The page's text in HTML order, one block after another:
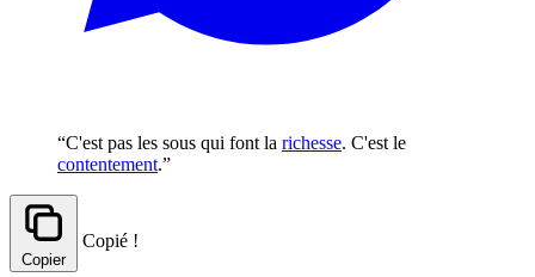
“C'est pas les sous qui font la richesse. C'est le
contentement.”
Copier
Copié !